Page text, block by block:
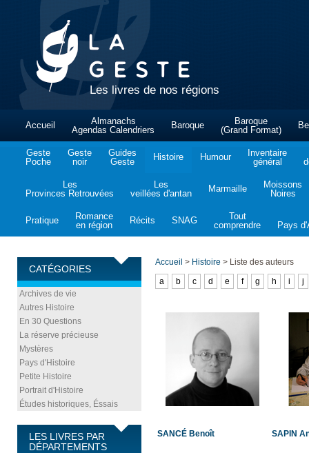
Les livres de nos régions
Accueil
Almanachs
Agendas Calendriers
Baroque
Baroque
(Grand Format)
Geste
Poche
Geste
noir
Guides
Geste
Histoire Humour
Inventaire
général
Les
Provinces Retrouvées
Les
veillées d'antan
Marmaille
Moissons
Noires
Pratique
Romance
en région
Récits SNAG
Tout
comprendre
Pays
CATÉGORIES
Archives de vie
Autres Histoire
En 30 Questions
La réserve précieuse
Mystères
Pays d'Histoire
Petite Histoire
Portrait d'Histoire
Études historiques, Éssais
LES LIVRES PAR
DÉPARTEMENTS
Accueil > Histoire > Liste des auteurs
a
b c d e f g h i j
SANCÉ Benoît SAPIN